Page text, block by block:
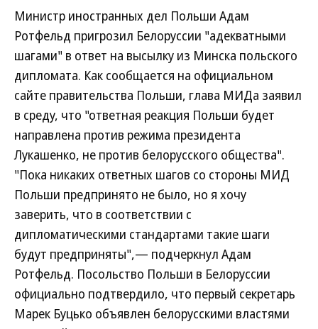
Министр иностранных дел Польши Адам
Ротфельд пригрозил Белоруссии "адекватными
шагами" в ответ на высылку из Минска польского
дипломата. Как сообщается на официальном
сайте правительства Польши, глава МИДа заявил
в среду, что "ответная реакция Польши будет
направлена против режима президента
Лукашенко, не против белорусского общества".
"Пока никаких ответных шагов со стороны МИД
Польши предпринято не было, но я хочу
заверить, что в соответствии с
дипломатическими стандартами такие шаги
будут предприняты",— подчеркнул Адам
Ротфельд. Посольство Польши в Белоруссии
официально подтвердило, что первый секретарь
Марек Буцько объявлен белорусскими властями